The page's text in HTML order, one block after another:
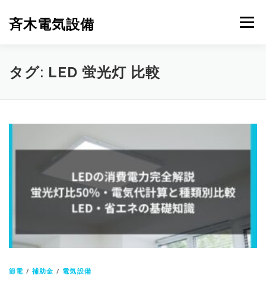
斉木電気設備 メニュー
斉木電気設備について 事例紹介
タグ: LED 蛍光灯 比較
節電 /補助金 / 電気設備